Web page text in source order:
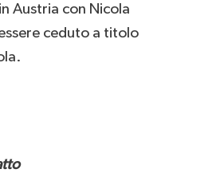
Austria con Nicola
ceduto a titolo